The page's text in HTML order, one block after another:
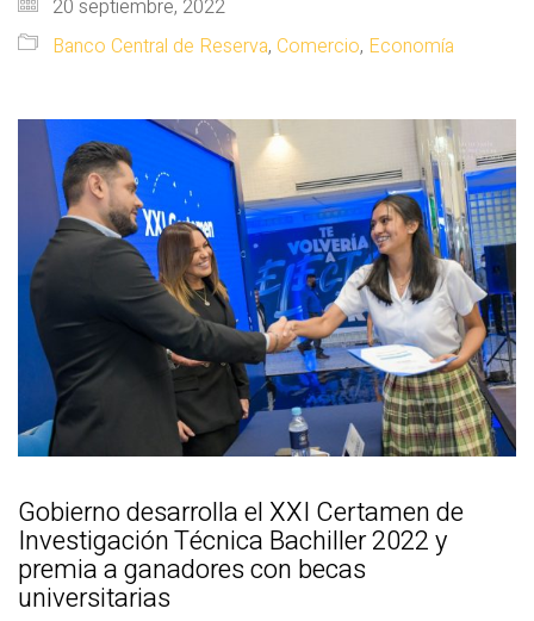
20 septiembre, 2022
Banco Central de Reserva, Comercio, Economía
Gobierno desarrolla el XXI Certamen de
Investigación Técnica Bachiller 2022 y
premia a ganadores con becas
universitarias